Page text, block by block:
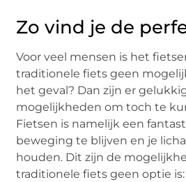
Zo vind je de
Voor veel mensen is het
traditionele fiets geen
het geval? Dan zijn er
mogelijkheden om toch te
Fietsen is namelijk een
beweging te blijven en je
houden. Dit zijn de
traditionele fiets geen optie is: